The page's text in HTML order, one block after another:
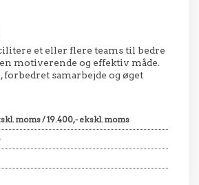
et eller flere teams til bedre
motiverende og effektiv måde.
samarbejde og øget
moms / 19.400,- ekskl. moms